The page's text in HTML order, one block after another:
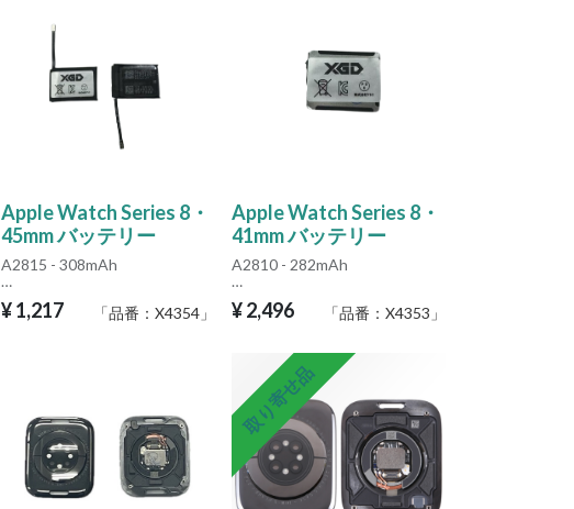
Apple Watch Series 8・
45mm バッテリー
A2815 - 308mAh
容量が小さいため、長期保管
あります。
その際は内蔵バッテリー専用
単体充電器（例：品番
G2842） で約3分以内の活性化
充電を行ってください。
¥1,217 「品番： X4354 」
Apple Watch Series 8・
41mm バッテリー
A2810 - 282mAh
容量が小さいため、長期保管
長期間未使用の場合、過放電
（低電圧保護）状態となり、
充電しても起動しないことが
あります。
その際は内蔵バッテリー専用
単体充電器（例：品番
G2842） で約3分以内の活性化
充電を行ってください。
¥2,496 「品番： X4353 」
取り寄せ品